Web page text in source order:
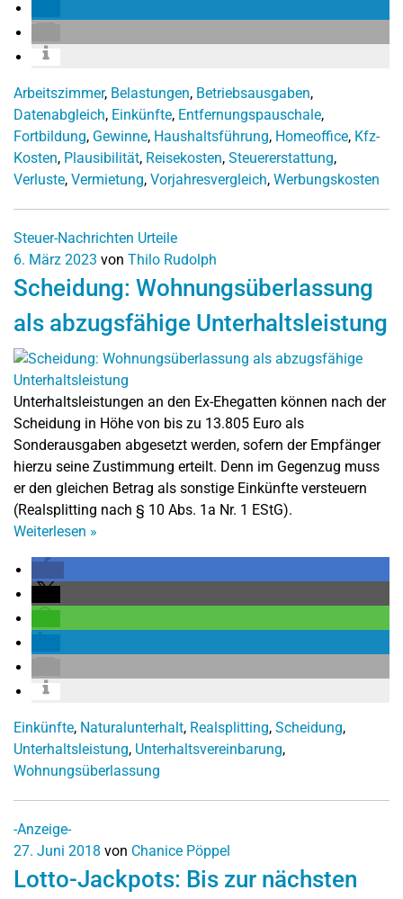
Arbeitszimmer, Belastungen, Betriebsausgaben,
Datenabgleich, Einkünfte, Entfernungspauschale,
Fortbildung, Gewinne, Haushaltsführung, Homeoffice, Kfz-
Kosten, Plausibilität, Reisekosten, Steuererstattung,
Verluste, Vermietung, Vorjahresvergleich, Werbungskosten
Steuer-Nachrichten Urteile
6. März 2023 von Thilo Rudolph
Scheidung: Wohnungsüberlassung
als abzugsfähige Unterhaltsleistung
Unterhaltsleistungen an den Ex-Ehegatten können nach der
Scheidung in Höhe von bis zu 13.805 Euro als
Sonderausgaben abgesetzt werden, sofern der Empfänger
hierzu seine Zustimmung erteilt. Denn im Gegenzug muss
er den gleichen Betrag als sonstige Einkünfte versteuern
(Realsplitting nach § 10 Abs. 1a Nr. 1 EStG).
Weiterlesen »
Einkünfte, Naturalunterhalt, Realsplitting, Scheidung,
Unterhaltsleistung, Unterhaltsvereinbarung,
Wohnungsüberlassung
-Anzeige-
27. Juni 2018 von Chanice Pöppel
Lotto-Jackpots: Bis zur nächsten